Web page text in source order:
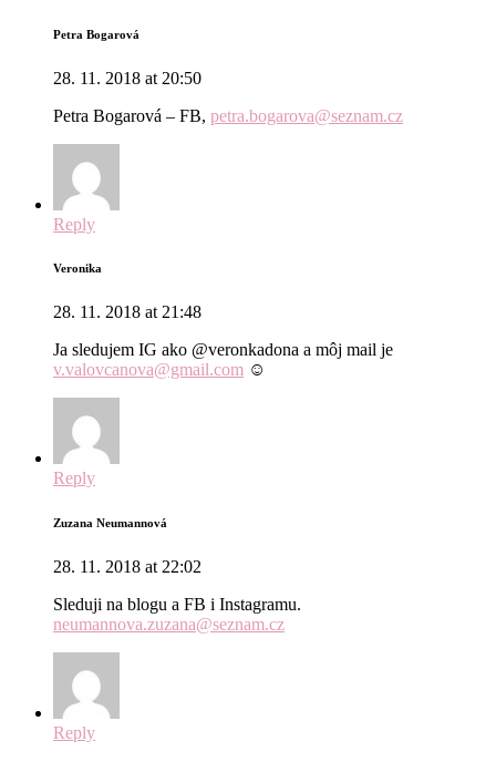
Petra Bogarová
28. 11. 2018 at 20:50
Petra Bogarová – FB, petra.bogarova@seznam.cz
Reply
Veronika
28. 11. 2018 at 21:48
Ja sledujem IG ako @veronkadona a môj mail je
v.valovcanova@gmail.com ☺️
Reply
Zuzana Neumannová
28. 11. 2018 at 22:02
Sleduji na blogu a FB i Instagramu.
neumannova.zuzana@seznam.cz
Reply